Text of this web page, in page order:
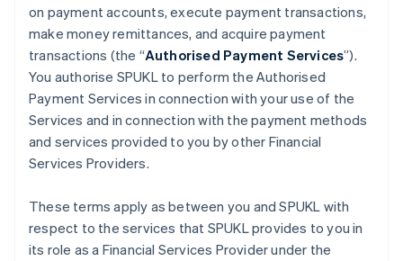
on payment accounts, execute payment transactions,
make money remittances, and acquire payment
transactions (the “Authorised Payment Services”).
You authorise SPUKL to perform the Authorised
Payment Services in connection with your use of the
Services and in connection with the payment methods
and services provided to you by other Financial
Services Providers.
These terms apply as between you and SPUKL with
respect to the services that SPUKL provides to you in
its role as a Financial Services Provider under the
Canadá
EnglishFrançais
China continental
简体中文English
Chipre
Croacia
EnglishItaliano
Dinamarca
Emiratos Árabes Unidos
Eslovaquia